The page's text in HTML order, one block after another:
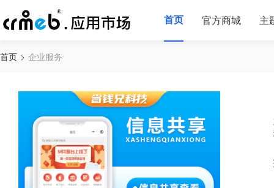
首页 官方商城 主
首页 企业服务